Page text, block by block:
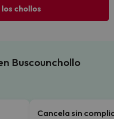
chollos
Buscounchollo
Cancela sin